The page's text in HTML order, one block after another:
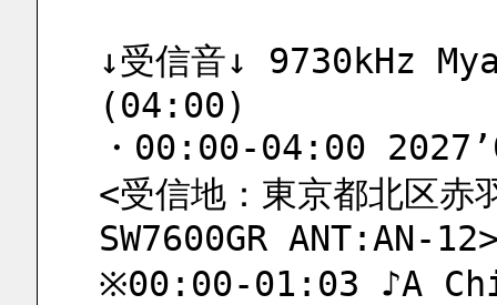
↓受信音↓ 9730kHz
(04:00)
・00:00-04:00
<受信地：東京都北区
SW7600GR ANT:AN-
※00:00-01:03 ♪A